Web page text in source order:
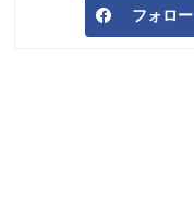
フォロー